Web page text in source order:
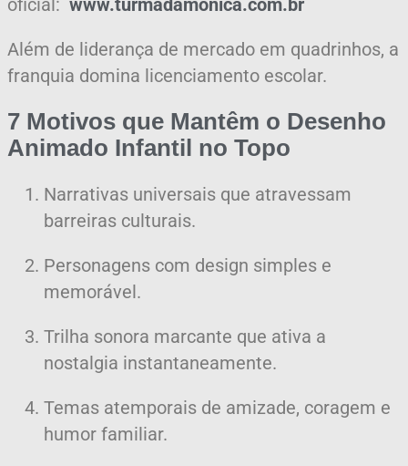
Além de liderança de mercado em quadrinhos, a
franquia domina licenciamento escolar.
7 Motivos que Mantêm o Desenho
Animado Infantil no Topo
Narrativas universais que atravessam
barreiras culturais.
Personagens com design simples e
memorável.
Trilha sonora marcante que ativa a
nostalgia instantaneamente.
Temas atemporais de amizade, coragem e
humor familiar.